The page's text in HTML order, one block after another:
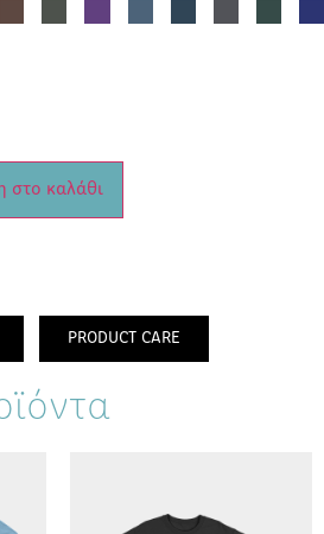
στο καλάθι
PRODUCT CARE